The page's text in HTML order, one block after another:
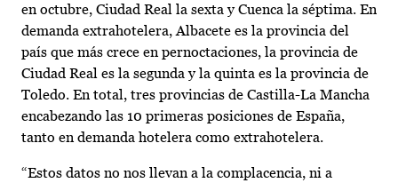
en octubre, Ciudad Real la sexta y Cuenca la séptima. En
demanda extrahotelera, Albacete es la provincia del
país que más crece en pernoctaciones, la provincia de
Ciudad Real es la segunda y la quinta es la provincia de
Toledo. En total, tres provincias de Castilla-La Mancha
encabezando las 10 primeras posiciones de España,
tanto en demanda hotelera como extrahotelera.
“Estos datos no nos llevan a la complacencia, ni a